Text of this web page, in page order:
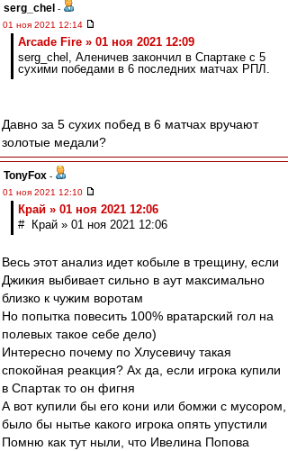
serg_chel -
01 ноя 2021 12:14
Arcade Fire » 01 ноя 2021 12:09
serg_chel, Аленичев закончил в Спартаке с 5
сухими победами в 6 последних матчах РПЛ.
Давно за 5 сухих побед в 6 матчах вручают
золотые медали?
TonyFox -
01 ноя 2021 12:10
Край » 01 ноя 2021 12:06
# Край » 01 ноя 2021 12:06
Весь этот анализ идет кобыле в трещину, если
Джикия выбивает сильно в аут максимально
близко к чужим воротам
Но попытка повесить 100% вратарский гол на
полевых такое себе дело)
Интересно почему по Хлусевичу такая
спокойная реакция? Ах да, если игрока купили
в Спартак то он фигня
А вот купили бы его кони или бомжи с мусором,
было бы нытье какого игрока опять упустили
Помню как тут ныли, что Ивелина Попова